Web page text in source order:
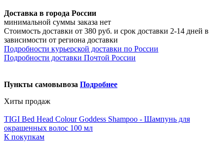
Доставка в города России
минимальной суммы заказа нет
Стоимость доставки от 380 руб. и срок доставки 2-14 дней в
зависимости от региона доставки
Подробности курьерской доставки по России
Подробности доставки Почтой России
Пункты самовывоза Подробнее
Хиты продаж
TIGI Bed Head Colour Goddess Shampoo - Шампунь для
окрашенных волос 100 мл
К покупкам